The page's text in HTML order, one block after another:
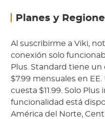
Planes y
Al suscribirme a Viki,
conexión solo
Plus. Standard tiene
$7.99 mensuales en
cuesta $11.99. Solo Plus
funcionalidad está
América del Norte,